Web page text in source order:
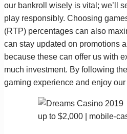
our bankroll wisely is vital; we’ll
play responsibly. Choosing
(RTP) percentages can also
can stay updated on promotions
because these can offer us with
much investment. By following
gaming experience and enjoy